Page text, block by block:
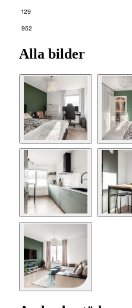
129
952
Alla bilder